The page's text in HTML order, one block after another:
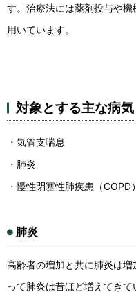
す。治療法には薬剤投与や
用いています。
対象とする主な病気
気管支喘息
肺炎
慢性閉塞性肺疾患（COPD）
肺炎
高齢者の増加と共に肺炎は
って肺炎は昔ほど増えてき